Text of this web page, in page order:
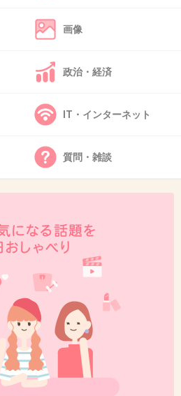
+4
にバラエティで離婚扱っ
仕事もやりやすいんじゃ
が。
画像
政治・経済
IT・インターネット
質問・雑談